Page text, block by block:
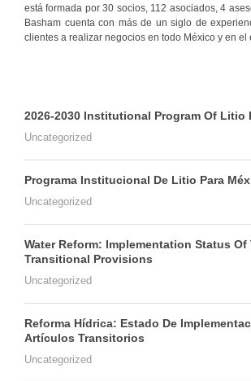
está formada por 30 socios, 112 asociados, 4
Basham cuenta con más de un siglo de
clientes a realizar negocios en todo México y en el
2026-2030 Institutional Program Of Litio
Uncategorized
Programa Institucional De Litio Para
Uncategorized
Water Reform: Implementation Status Of
Transitional Provisions
Uncategorized
Reforma Hídrica: Estado De
Artículos Transitorios
Uncategorized